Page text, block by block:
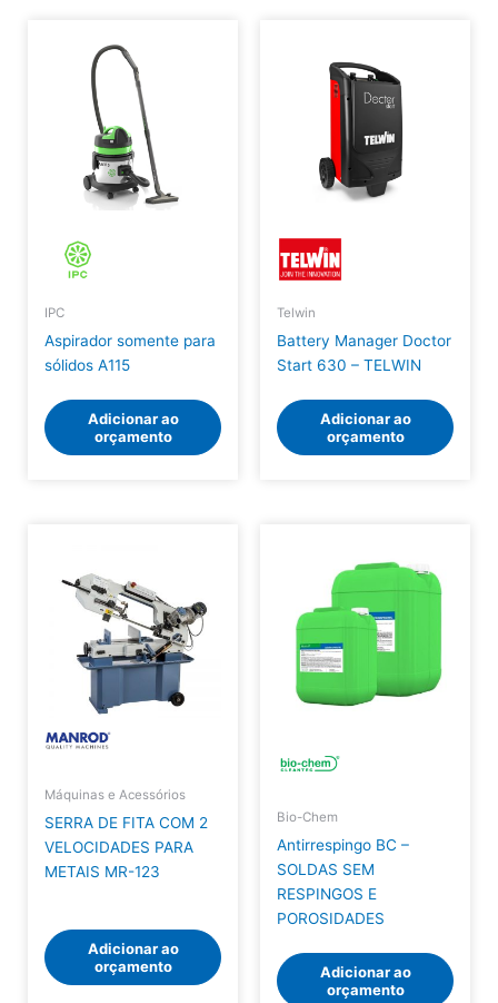
IPC
Aspirador somente para
sólidos A115
Adicionar ao
orçamento
Telwin
Battery Manager Doctor
Start 630 – TELWIN
Adicionar ao
orçamento
Máquinas e Acessórios
SERRA DE FITA COM 2
VELOCIDADES PARA
METAIS MR-123
Adicionar ao
orçamento
Bio-Chem
Antirrespingo BC –
SOLDAS SEM
RESPINGOS E
POROSIDADES
Adicionar ao
orçamento